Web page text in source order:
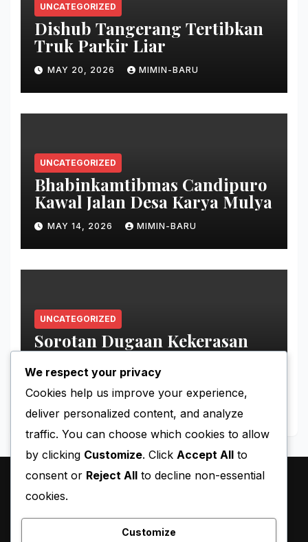
UNCATEGORIZED
Dishub Tangerang Tertibkan
Truk Parkir Liar
MAY 20, 2026 MIMIN-BARU
UNCATEGORIZED
Bhabinkamtibmas Candipuro
Kawal Jalan Desa Karya Mulya
MAY 14, 2026 MIMIN-BARU
UNCATEGORIZED
Sorotan Dugaan Kekerasan
pada Tahanan Perempuan
Palestina
We respect your privacy
Cookies help us improve your experience,
deliver personalized content, and analyze
traffic. You can choose which cookies to allow
by clicking Customize. Click Accept All to
consent or Reject All to decline non-essential
cookies.
Customize